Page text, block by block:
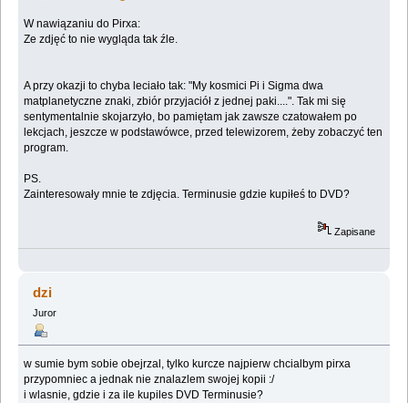
W nawiązaniu do Pirxa:
Ze zdjęć to nie wygląda tak źle.
A przy okazji to chyba leciało tak: "My kosmici Pi i Sigma dwa
matplanetyczne znaki, zbiór przyjaciół z jednej paki....". Tak mi się
sentymentalnie skojarzyło, bo pamiętam jak zawsze czatowałem po
lekcjach, jeszcze w podstawówce, przed telewizorem, żeby zobaczyć ten
program.
PS.
Zainteresowały mnie te zdjęcia. Terminusie gdzie kupiłeś to DVD?
Zapisane
dzi
Juror
w sumie bym sobie obejrzal, tylko kurcze najpierw chcialbym pirxa
przypomniec a jednak nie znalazlem swojej kopii :/
i wlasnie, gdzie i za ile kupiles DVD Terminusie?